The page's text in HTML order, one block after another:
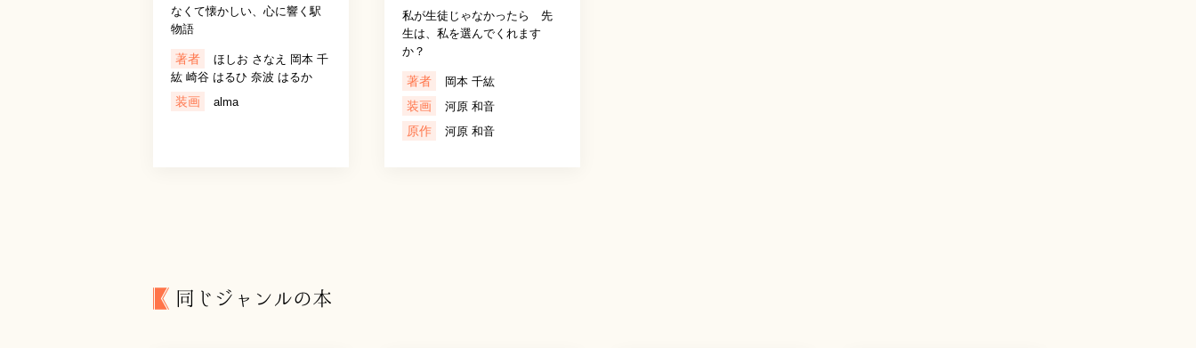
なくて懐かしい、心に響く駅
物語
著者
ほしお さなえ 岡本 千
紘 崎谷 はるひ 奈波 はるか
装画 alma
私が生徒じゃなかったら 先
生は、私を選んでくれます
か？
著者 岡本 千紘
装画 河原 和音
原作 河原 和音
同じジャンルの本